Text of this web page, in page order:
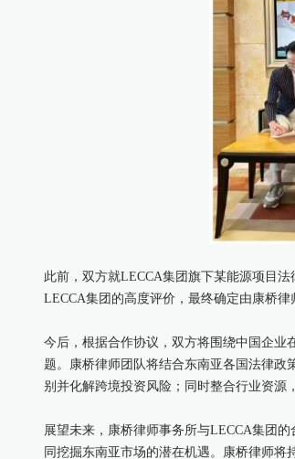
此前，双方就LECCA集团旗下某能源项目
LECCA集团的高度评价，最终确定由康桥律
今后，根据合作协议，双方将围绕中国企业
题。康桥律师团队将结合东南亚各国法律政
别并化解跨境投资风险；同时整合行业资源
展望未来，康桥律师事务所与LECCA集团
同挖掘东南亚市场的潜在机遇。康桥律师